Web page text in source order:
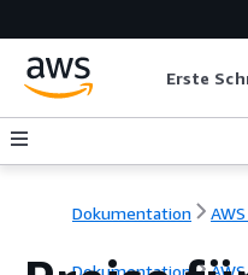
Erste
Dokumentation
Dokumentation